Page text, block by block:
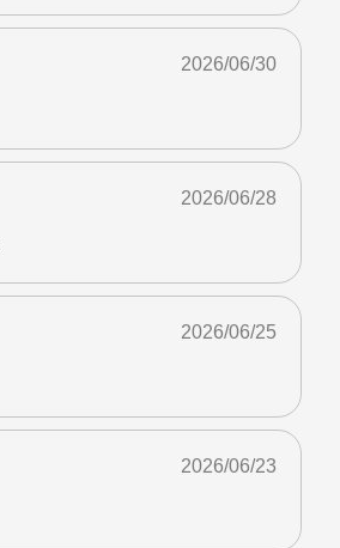
2026/06/30
2026/06/28
2026/06/25
2026/06/23